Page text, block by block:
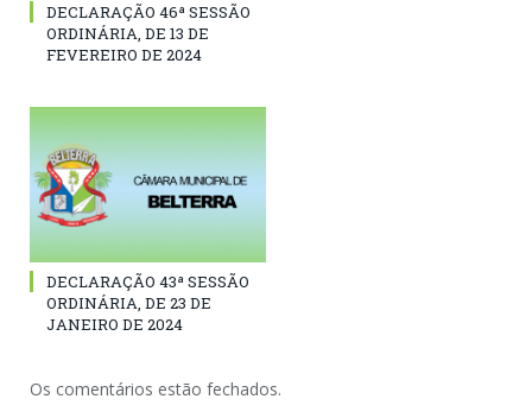
DECLARAÇÃO 46ª SESSÃO
ORDINÁRIA, DE 13 DE
FEVEREIRO DE 2024
DECLARAÇÃO 43ª SESSÃO
ORDINÁRIA, DE 23 DE
JANEIRO DE 2024
Os comentários estão fechados.